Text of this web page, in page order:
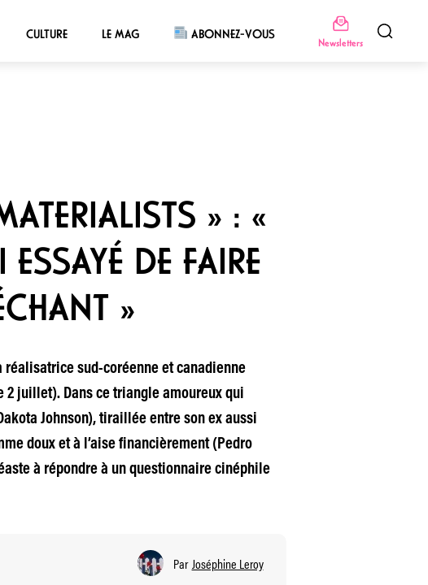
CULTURE LE MAG ABONNEZ-VOUS
Newsletters
» : «
DE FAIRE
»
réalisatrice sud-coréenne et canadienne
2 juillet). Dans ce triangle amoureux qui
Johnson), tiraillée entre son ex aussi
doux et à l’aise financièrement (Pedro
à répondre à un questionnaire cinéphile
Par Joséphine Leroy